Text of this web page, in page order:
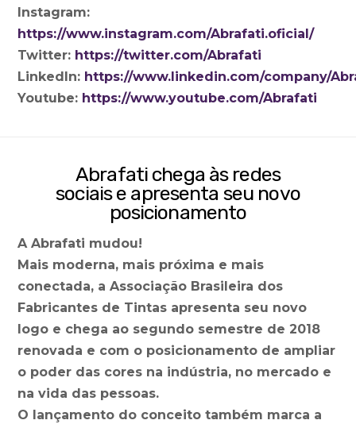
Instagram:
https://www.instagram.com/Abrafati.oficial/
Twitter: https://twitter.com/Abrafati
LinkedIn: https://www.linkedin.com/company/
Youtube: https://www.youtube.com/Abrafati
Abrafati chega às redes
sociais e apresenta seu novo
posicionamento
A Abrafati mudou!
Mais moderna, mais próxima e mais
conectada, a Associação Brasileira dos
Fabricantes de Tintas apresenta seu novo
logo e chega ao segundo semestre de 2018
renovada e com o posicionamento de ampliar
o poder das cores na indústria, no mercado e
na vida das pessoas.
O lançamento do conceito também marca a